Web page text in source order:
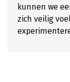
kunnen we
zich veilig